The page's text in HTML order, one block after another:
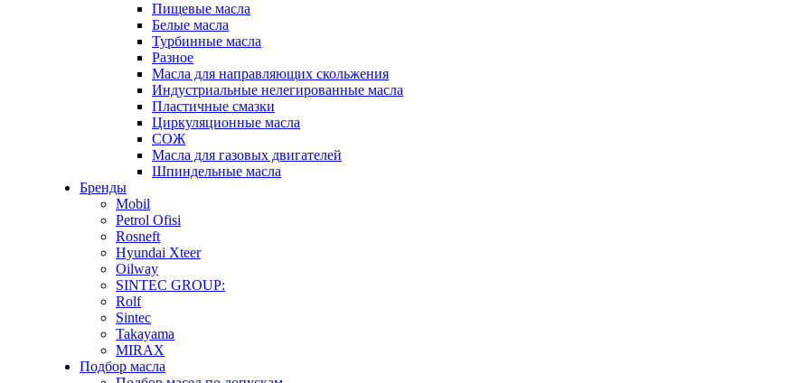
Пищевые масла
Белые масла
Турбинные масла
Разное
Масла для направляющих скольжения
Индустриальные нелегированные масла
Пластичные смазки
Циркуляционные масла
СОЖ
Масла для газовых двигателей
Шпиндельные масла
Бренды
Mobil
Petrol Ofisi
Rosneft
Hyundai Xteer
Oilway
SINTEC GROUP:
Rolf
Sintec
Takayama
MIRAX
Подбор масла